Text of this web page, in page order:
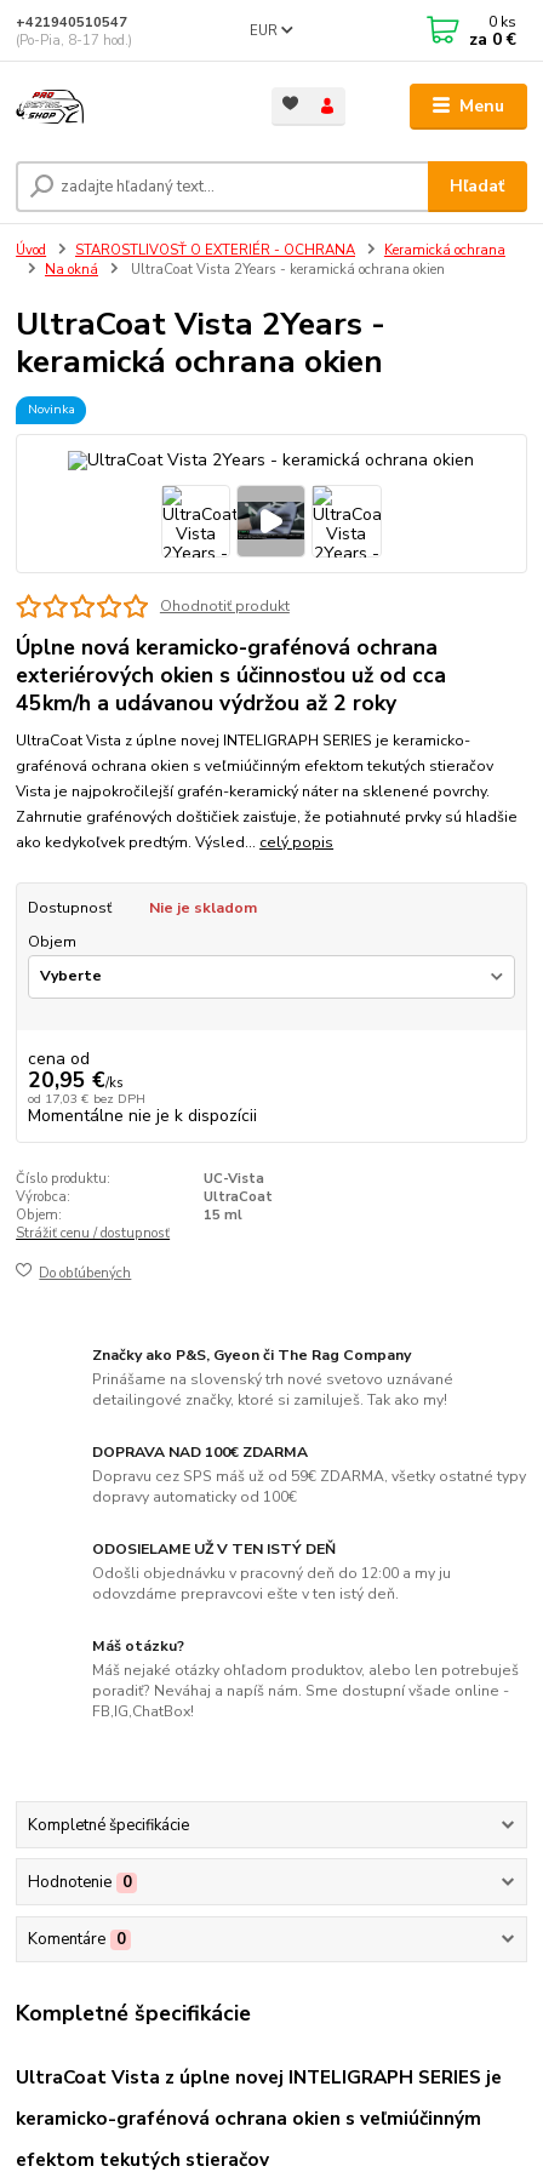
Menu
EUR
Hľadať
+421940510547
(Po-Pia, 8-17 hod.)
0 ks
za 0 €
Úvod STAROSTLIVOSŤ O EXTERIÉR - OCHRANA
Keramická ochrana
Na okná
UltraCoat Vista 2Years - keramická ochrana okien
UltraCoat Vista 2Years -
keramická ochrana okien
Novinka
Ohodnotiť produkt
Úplne nová keramicko-grafénová ochrana
exteriérových okien s účinnosťou už od cca
45km/h a udávanou výdržou až 2 roky
UltraCoat Vista z úplne novej INTELIGRAPH SERIES je keramicko-
grafénová ochrana okien s veľmiúčinným efektom tekutých stieračov
Vista je najpokročilejší grafén-keramický náter na sklenené povrchy.
Zahrnutie grafénových doštičiek zaisťuje, že potiahnuté prvky sú hladšie
ako kedykoľvek predtým. Výsled... celý popis
Dostupnosť
Nie je skladom
Objem
cena od
20,95 €/ks
od 17,03 € bez DPH
Momentálne nie je k dispozícii
Číslo produktu:
UC-Vista
Výrobca:
UltraCoat
Objem:
15 ml
Strážiť cenu / dostupnosť
Do obľúbených
Značky ako P&S, Gyeon či The Rag Company
Prinášame na slovenský trh nové svetovo uznávané
detailingové značky, ktoré si zamiluješ. Tak ako my!
DOPRAVA NAD 100€ ZDARMA
Dopravu cez SPS máš už od 59€ ZDARMA, všetky ostatné typy
dopravy automaticky od 100€
ODOSIELAME UŽ V TEN ISTÝ DEŇ
Odošli objednávku v pracovný deň do 12:00 a my ju
odovzdáme prepravcovi ešte v ten istý deň.
Máš otázku?
Máš nejaké otázky ohľadom produktov, alebo len potrebuješ
poradiť? Neváhaj a napíš nám. Sme dostupní všade online -
FB,IG,ChatBox!
Kompletné špecifikácie
Hodnotenie 0
Komentáre 0
Kompletné špecifikácie
UltraCoat Vista z úplne novej INTELIGRAPH SERIES je
keramicko-grafénová ochrana okien s veľmiúčinným
efektom tekutých stieračov